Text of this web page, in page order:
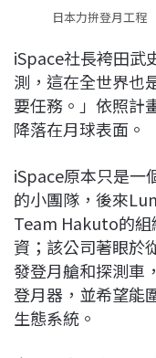
日本力拚登月工程
iSpace社長袴田武
測，這在全世界也
要任務。」依照計
降落在月球表面。
iSpace原本只是一
的小團隊，後來
Team Hakuto的組
資；該公司著眼於
發登月艙和探測車
登月器，並希望能
生態系統。